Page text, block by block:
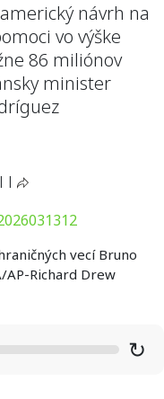
návrh na
vo výške
86 miliónov
minister
| |
vecí Bruno
AP-Richard Drew
↻